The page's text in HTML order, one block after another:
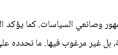
وصانعي السياسات. كما يؤكد
بل غير مرغوب فيها. ما